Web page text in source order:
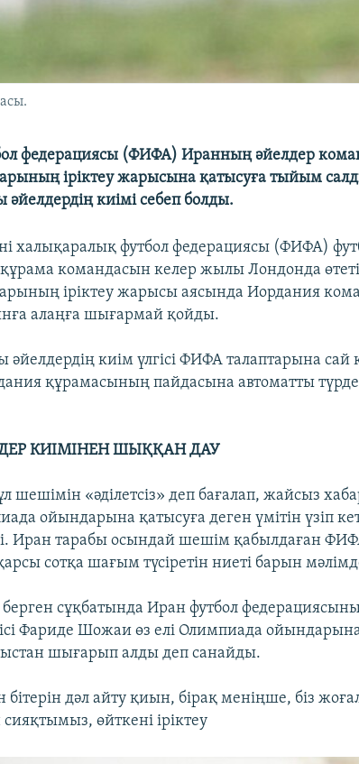
федерациясы (ФИФА) Иранның әйелдер
іріктеу жарысына қатысуға тыйым
киімі себеп болды.
халықаралық футбол федерациясы (ФИФА)
командасын келер жылы Лондонда
іріктеу жарысы аясында Иордания
алаңға шығармай қойды.
киім үлгісі ФИФА талаптарына сай
құрамасының пайдасына автоматты
КИІМІНЕН ШЫҚҚАН ДАУ
«әділетсіз» деп бағалап, жайсыз
ойындарына қатысуға деген үмітін үзіп
Иран тарабы осындай шешім қабылдаған
сотқа шағым түсіретін ниеті барын
берген сұқбатында Иран футбол
Фариде Шожаи өз елі Олимпиада
шығарып алды деп санайды.
бітерін дәл айту қиын, бірақ меніңше, біз
өйткені іріктеу